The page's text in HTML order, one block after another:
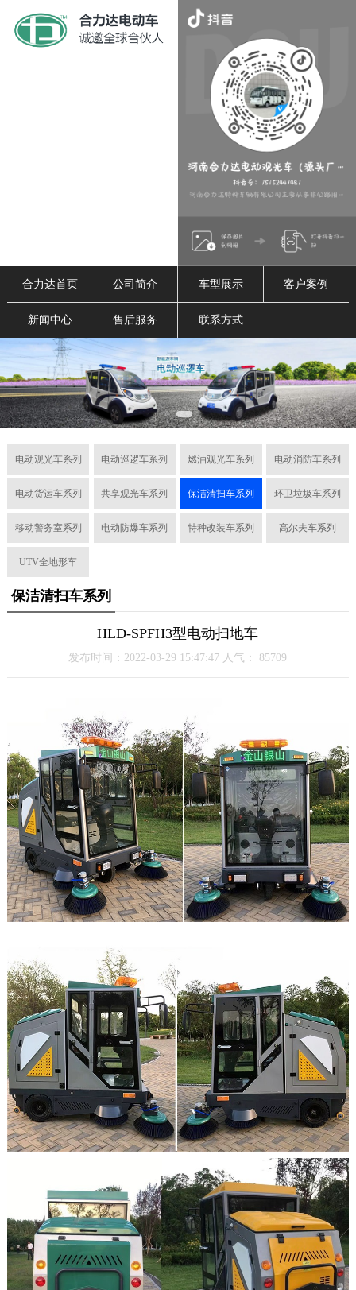
合力达首页 公司简介 车型展示 客户案例
新闻中心 售后服务 联系方式
电动观光车系列 电动巡逻车系列 燃油观光车系列 电动消防车系列
电动货运车系列 共享观光车系列 保洁清扫车系列 环卫垃圾车系列
移动警务室系列 电动防爆车系列 特种改装车系列 高尔夫车系列
UTV全地形车
保洁清扫车系列
HLD-SPFH3型电动扫地车
发布时间：2022-03-29 15:47:47 人气： 85709